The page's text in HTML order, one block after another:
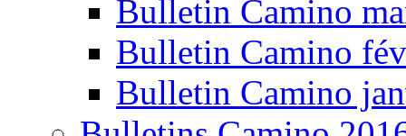
Bulletin Camino
Bulletin Camino
Bulletin Camino